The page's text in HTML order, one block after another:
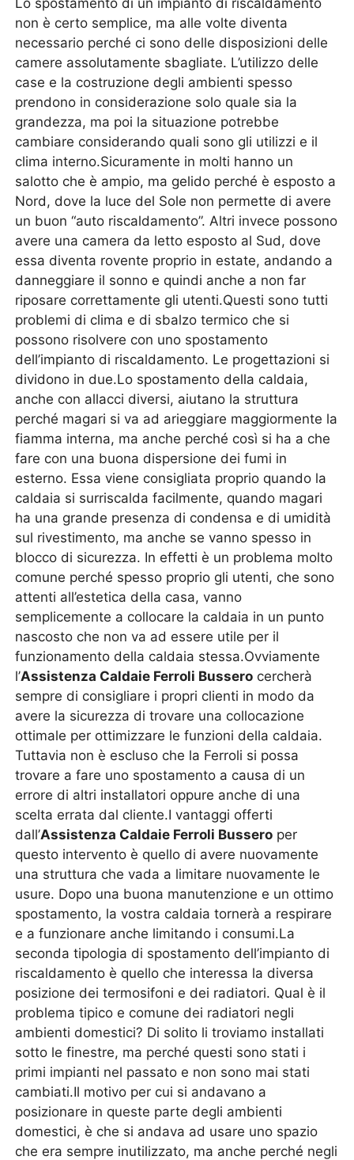
Lo spostamento di un impianto di riscaldamento
non è certo semplice, ma alle volte diventa
necessario perché ci sono delle disposizioni delle
camere assolutamente sbagliate. L’utilizzo delle
case e la costruzione degli ambienti spesso
prendono in considerazione solo quale sia la
grandezza, ma poi la situazione potrebbe
cambiare considerando quali sono gli utilizzi e il
clima interno.Sicuramente in molti hanno un
salotto che è ampio, ma gelido perché è esposto a
Nord, dove la luce del Sole non permette di avere
un buon “auto riscaldamento”. Altri invece possono
avere una camera da letto esposto al Sud, dove
essa diventa rovente proprio in estate, andando a
danneggiare il sonno e quindi anche a non far
riposare correttamente gli utenti.Questi sono tutti
problemi di clima e di sbalzo termico che si
possono risolvere con uno spostamento
dell’impianto di riscaldamento. Le progettazioni si
dividono in due.Lo spostamento della caldaia,
anche con allacci diversi, aiutano la struttura
perché magari si va ad arieggiare maggiormente la
fiamma interna, ma anche perché così si ha a che
fare con una buona dispersione dei fumi in
esterno. Essa viene consigliata proprio quando la
caldaia si surriscalda facilmente, quando magari
ha una grande presenza di condensa e di umidità
sul rivestimento, ma anche se vanno spesso in
blocco di sicurezza. In effetti è un problema molto
comune perché spesso proprio gli utenti, che sono
attenti all’estetica della casa, vanno
semplicemente a collocare la caldaia in un punto
nascosto che non va ad essere utile per il
funzionamento della caldaia stessa.Ovviamente
l’Assistenza Caldaie Ferroli Bussero cercherà
sempre di consigliare i propri clienti in modo da
avere la sicurezza di trovare una collocazione
ottimale per ottimizzare le funzioni della caldaia.
Tuttavia non è escluso che la Ferroli si possa
trovare a fare uno spostamento a causa di un
errore di altri installatori oppure anche di una
scelta errata dal cliente.I vantaggi offerti
dall’Assistenza Caldaie Ferroli Bussero per
questo intervento è quello di avere nuovamente
una struttura che vada a limitare nuovamente le
usure. Dopo una buona manutenzione e un ottimo
spostamento, la vostra caldaia tornerà a respirare
e a funzionare anche limitando i consumi.La
seconda tipologia di spostamento dell’impianto di
riscaldamento è quello che interessa la diversa
posizione dei termosifoni e dei radiatori. Qual è il
problema tipico e comune dei radiatori negli
ambienti domestici? Di solito li troviamo installati
sotto le finestre, ma perché questi sono stati i
primi impianti nel passato e non sono mai stati
cambiati.Il motivo per cui si andavano a
posizionare in queste parte degli ambienti
domestici, è che si andava ad usare uno spazio
che era sempre inutilizzato, ma anche perché negli